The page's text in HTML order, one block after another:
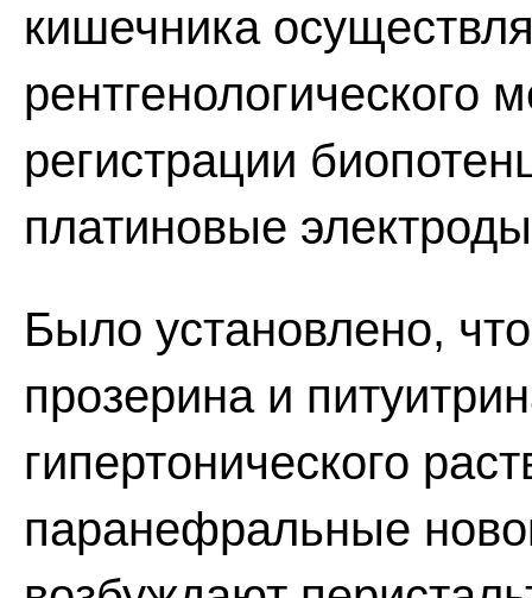
кишечника
рентгенологического
регистрации
платиновые
Было установлено,
прозерина и
гипертонического
паранефральные